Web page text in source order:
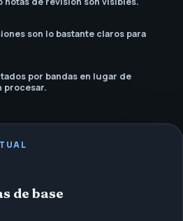
son lo bastante claros para
por bandas en lugar de
procesar.
de base